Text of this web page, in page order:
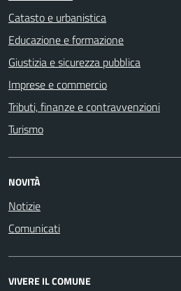
Catasto e urbanistica
Educazione e formazione
Giustizia e sicurezza pubblica
Imprese e commercio
Tributi, finanze e contravvenzioni
Turismo
NOVITÀ
Notizie
Comunicati
VIVERE IL COMUNE